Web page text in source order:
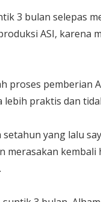
3 bulan selepas
ASI, karena
proses pemberian
lebih praktis dan
yang lalu
merasakan